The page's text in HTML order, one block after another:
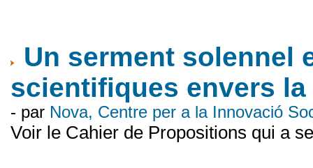
Un serment solennel
scientifiques envers
- par Nova, Centre per a la Innovació
Voir le Cahier de Propositions qui a